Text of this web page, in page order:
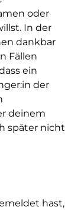
oder
In der
dankbar
Fällen
ein
der
deinem
später nicht
hast,